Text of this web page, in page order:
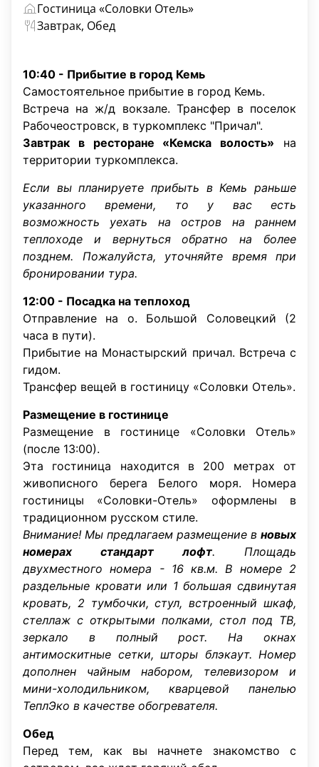
Гостиница «Соловки Отель»
Завтрак, Обед
10:40 - Прибытие в город Кемь
Самостоятельное прибытие в город Кемь.
Встреча на ж/д вокзале. Трансфер в поселок
Рабочеостровск, в туркомплекс "Причал".
Завтрак в ресторане «Кемска волость» на
территории туркомплекса.
Если вы планируете прибыть в Кемь раньше
указанного времени, то у вас есть
возможность уехать на остров на раннем
теплоходе и вернуться обратно на более
позднем. Пожалуйста, уточняйте время при
бронировании тура.
12:00 - Посадка на теплоход
Отправление на о. Большой Соловецкий (2
часа в пути).
Прибытие на Монастырский причал. Встреча с
гидом.
Трансфер вещей в гостиницу «Соловки Отель».
Размещение в гостинице
Размещение в гостинице «Соловки Отель»
(после 13:00).
Эта гостиница находится в 200 метрах от
живописного берега Белого моря. Номера
гостиницы «Соловки-Отель» оформлены в
традиционном русском стиле.
Внимание! Мы предлагаем размещение в новых
номерах стандарт лофт. Площадь
двухместного номера - 16 кв.м. В номере 2
раздельные кровати или 1 большая сдвинутая
кровать, 2 тумбочки, стул, встроенный шкаф,
стеллаж с открытыми полками, стол под ТВ,
зеркало в полный рост. На окнах
антимоскитные сетки, шторы блэкаут. Номер
дополнен чайным набором, телевизором и
мини-холодильником, кварцевой панелью
ТеплЭко в качестве обогревателя.
Обед
Перед тем, как вы начнете знакомство с